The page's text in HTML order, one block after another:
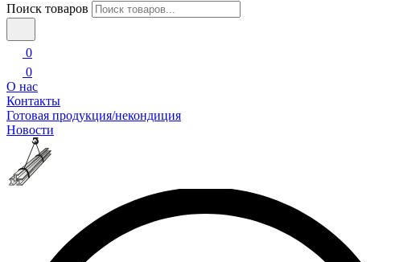
Поиск товаров
0
0
О нас
Контакты
Готовая продукция/некондиция
Новости